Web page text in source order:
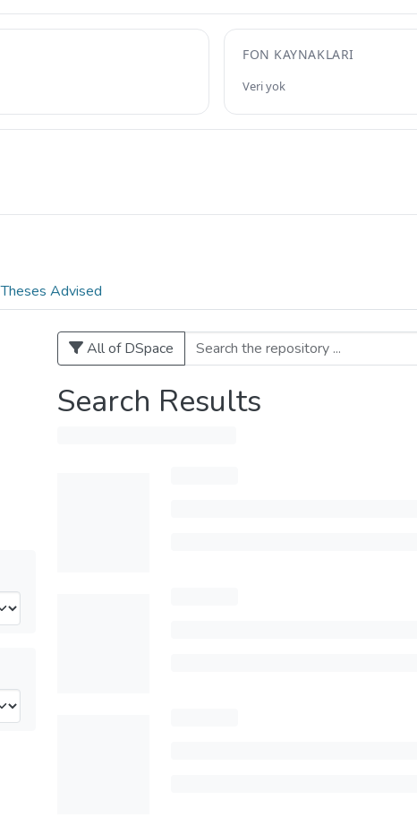
FON KAYNAKLARI
Veri yok
Theses Advised
All of DSpace
Search Results